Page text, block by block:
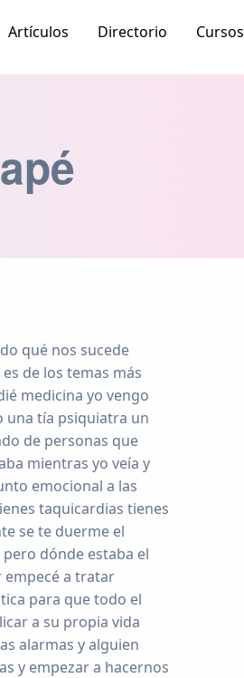
Artículos Directorio Cursos
qué nos sucede
de los temas más
medicina yo vengo
una tía psiquiatra un
de personas que
mientras yo veía y
emocional a las
taquicardias tienes
se te duerme el
dónde estaba el
empecé a tratar
para que todo el
a su propia vida
alarmas y alguien
y empezar a hacernos